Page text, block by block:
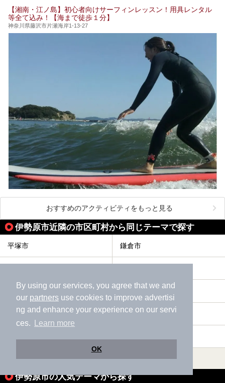
By using our services, you agree that we and
our partners use cookies to improve advertisi
ng and enhance your experience on our servi
ces.
Learn more
OK
今回は日帰り温泉としての「絶景日帰り温泉 龍宮殿本館
（以下、龍宮殿本館）」と、旅館としての「箱根 芦ノ湖畔
蛸川温泉 龍宮殿（以下、龍宮殿）」の両方の魅力をたっぷ
りお伝えします！
ここは箱根神社、九頭龍神社、白龍神社、箱根元宮と箱根の
4つの神社に囲まれたパワースポットです。
提供元：株式会社西武・プリンスホテルズワールドワイド
この記事は箱根 芦ノ湖畔蛸川温泉 龍宮殿のPR記事です。
【湘南・江ノ島】初心者向けサーフィンレッスン！用具レンタル
等全て込み！【海まで徒歩１分】
神奈川県藤沢市片瀬海岸1-13-27
おすすめのアクティビティをもっと見る
伊勢原市近隣の市区町村から同じテーマで探す
平塚市 鎌倉市
茅ヶ崎市
三浦市 秦野市
すべて表示する
伊勢原市の人気テーマから探す